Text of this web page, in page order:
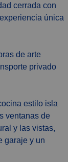
cerrada con
única
de arte
privado
estilo isla
ventanas de
y las vistas,
garaje y un